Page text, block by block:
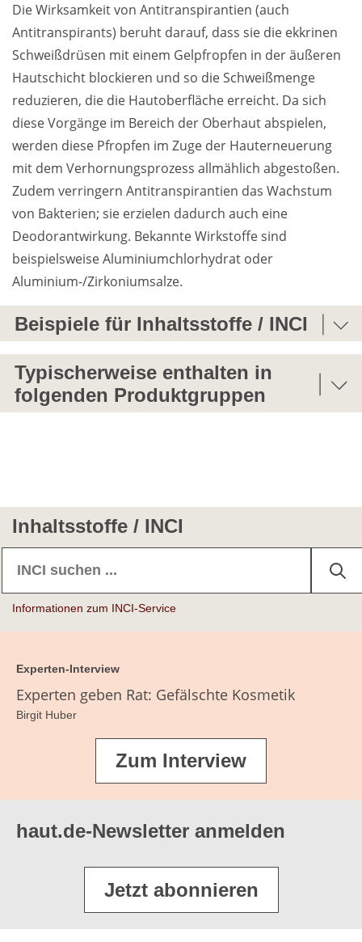
Produktsicherheit
Weiterführende
Literatur
Die Wirksamkeit von Antitranspirantien (auch
Antitranspirants) beruht darauf, dass sie die ekkrinen
Schweißdrüsen mit einem Gelpfropfen in der äußeren
Hautschicht blockieren und so die Schweißmenge
reduzieren, die die Hautoberfläche erreicht. Da sich
diese Vorgänge im Bereich der Oberhaut abspielen,
werden diese Pfropfen im Zuge der Hauterneuerung
mit dem Verhornungsprozess allmählich abgestoßen.
Zudem verringern Antitranspirantien das Wachstum
von Bakterien; sie erzielen dadurch auch eine
Deodorantwirkung. Bekannte Wirkstoffe sind
beispielsweise Aluminiumchlorhydrat oder
Aluminium-/Zirkoniumsalze.
Beispiele für Inhaltsstoffe / INCI
ALUMINUM CHLORIDE
Aluminiumchlorid
umgesetzt mit Propylenglykol
Aluminium-Chlorhydrat, Aluminiumhydroxychlorid;
umgesetzt mit Polyethylenglykol
umgesetzt mit Propylenglykol
ALUMINUM DICHLOROHYDRATE
Aluminium-Dichlorhydrat
ALUMINUM DICHLOROHYDREX PEG
Aluminium-Dichlorhydrat; umgesetzt mit
Typischerweise enthalten in
folgenden Produktgruppen
Fußpflegeprodukte
Pre- und After-Shave-Produkte
Inhaltsstoffe / INCI
Informationen zum INCI-Service
Experten-Interview
Experten geben Rat: Gefälschte Kosmetik
Birgit Huber
Zum Interview
haut.de-Newsletter anmelden
Jetzt abonnieren